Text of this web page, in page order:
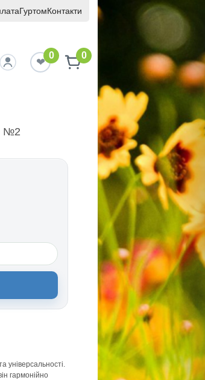
ГуртомКонтакти
0 0
№2
універсальності.
гармонійно